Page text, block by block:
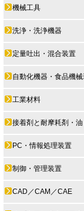
機械工具
洗浄・洗浄機器
定量吐出・混合装置
自動化機器・食品機
工業材料
接着剤と耐摩耗剤・油
PC・情報処理装置
制御・管理装置
CAD／CAM／CAE